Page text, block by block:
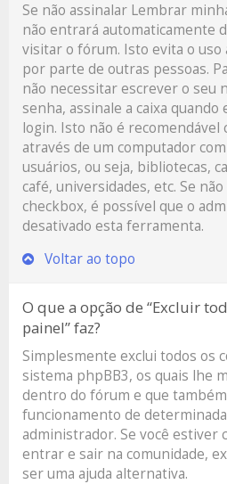
Se não assinalar Lembrar
não entrará automaticamente
visitar o fórum. Isto evita o uso
por parte de outras pessoas.
não necessitar escrever o seu
senha, assinale a caixa
login. Isto não é recomendável
através de um computador
usuários, ou seja, bibliotecas,
café, universidades, etc. Se
checkbox, é possível que o
desativado esta ferramenta.
Voltar ao topo
O que a opção de “Excluir
painel” faz?
Simplesmente exclui todos os
sistema phpBB3, os quais lhe
dentro do fórum e que
funcionamento de
administrador. Se você estiver
entrar e sair na comunidade,
ser uma ajuda alternativa.